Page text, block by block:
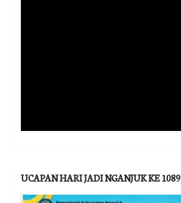
UCAPAN HARI JADI NGANJUK KE 1089